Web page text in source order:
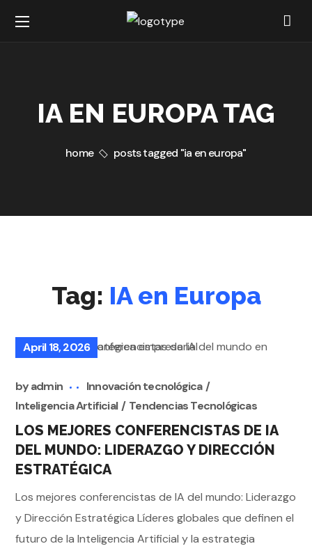
IA EN EUROPA TAG
home posts tagged "ia en europa"
Tag: IA en Europa
April 18, 2026
byadmin
Innovación tecnológica
Inteligencia Artificial
Tendencias Tecnológicas
LOS MEJORES CONFERENCISTAS DE IA
DEL MUNDO: LIDERAZGO Y DIRECCIÓN
ESTRATÉGICA
Los mejores conferencistas de IA del mundo: Liderazgo
y Dirección Estratégica Líderes globales que definen el
futuro de la Inteligencia Artificial y la estrategia